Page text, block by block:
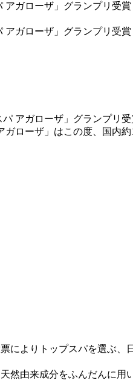
ガローザ」グランプリ受賞
ガローザ」グランプリ受賞
ローザ」はこの度、国内
によりトップスパを選ぶ
然由来成分をふんだんに